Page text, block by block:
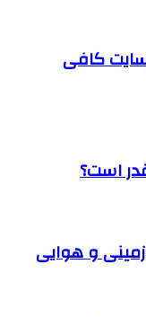
سایت کافی
است؟
زمینی و هوایی